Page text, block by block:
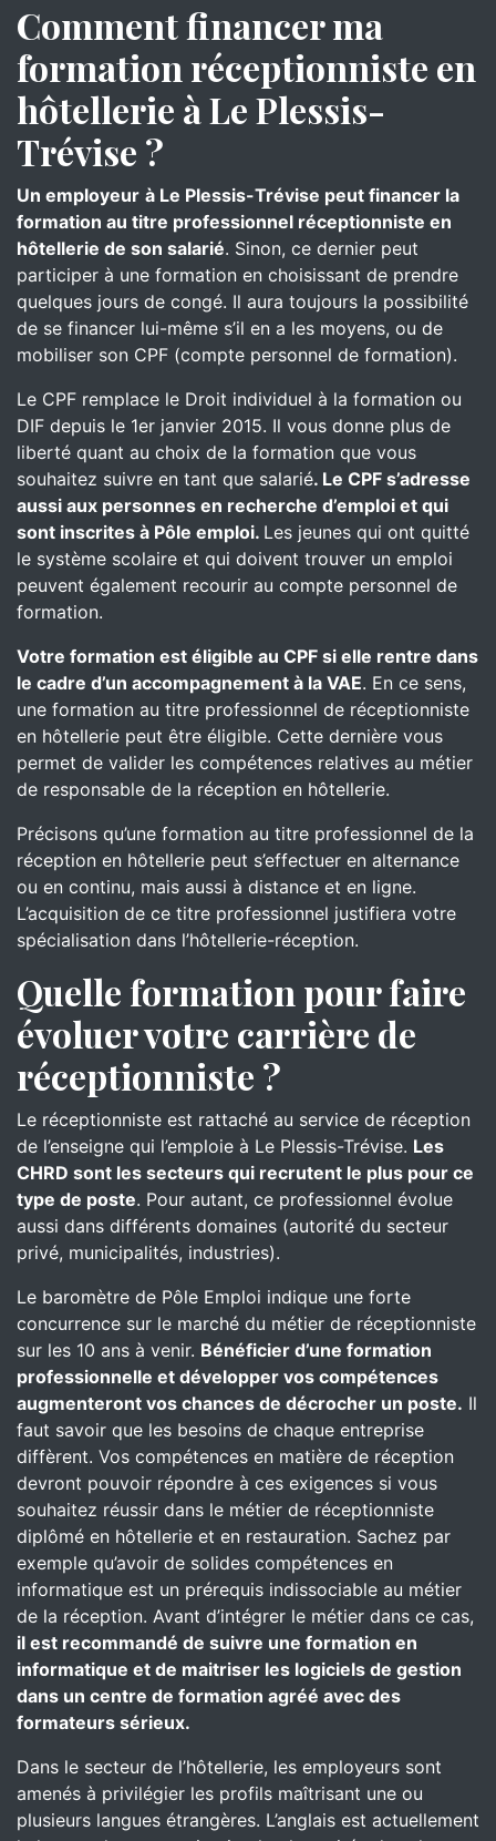
Comment financer ma
formation réceptionniste en
hôtellerie à Le Plessis-
Trévise ?
Un employeur à Le Plessis-Trévise peut financer la
formation au titre professionnel réceptionniste en
hôtellerie de son salarié. Sinon, ce dernier peut
participer à une formation en choisissant de prendre
quelques jours de congé. Il aura toujours la possibilité
de se financer lui-même s’il en a les moyens, ou de
mobiliser son CPF (compte personnel de formation).
Le CPF remplace le Droit individuel à la formation ou
DIF depuis le 1er janvier 2015. Il vous donne plus de
liberté quant au choix de la formation que vous
souhaitez suivre en tant que salarié. Le CPF s’adresse
aussi aux personnes en recherche d’emploi et qui
sont inscrites à Pôle emploi. Les jeunes qui ont quitté
le système scolaire et qui doivent trouver un emploi
peuvent également recourir au compte personnel de
formation.
Votre formation est éligible au CPF si elle rentre dans
le cadre d’un accompagnement à la VAE. En ce sens,
une formation au titre professionnel de réceptionniste
en hôtellerie peut être éligible. Cette dernière vous
permet de valider les compétences relatives au métier
de responsable de la réception en hôtellerie.
Précisons qu’une formation au titre professionnel de la
réception en hôtellerie peut s’effectuer en alternance
ou en continu, mais aussi à distance et en ligne.
L’acquisition de ce titre professionnel justifiera votre
spécialisation dans l’hôtellerie-réception.
Quelle formation pour faire
évoluer votre carrière de
réceptionniste ?
Le réceptionniste est rattaché au service de réception
de l’enseigne qui l’emploie à Le Plessis-Trévise. Les
CHRD sont les secteurs qui recrutent le plus pour ce
type de poste. Pour autant, ce professionnel évolue
aussi dans différents domaines (autorité du secteur
privé, municipalités, industries).
Le baromètre de Pôle Emploi indique une forte
concurrence sur le marché du métier de réceptionniste
sur les 10 ans à venir. Bénéficier d’une formation
professionnelle et développer vos compétences
augmenteront vos chances de décrocher un poste. Il
faut savoir que les besoins de chaque entreprise
diffèrent. Vos compétences en matière de réception
devront pouvoir répondre à ces exigences si vous
souhaitez réussir dans le métier de réceptionniste
diplômé en hôtellerie et en restauration. Sachez par
exemple qu’avoir de solides compétences en
informatique est un prérequis indissociable au métier
de la réception. Avant d’intégrer le métier dans ce cas,
il est recommandé de suivre une formation en
informatique et de maitriser les logiciels de gestion
dans un centre de formation agréé avec des
formateurs sérieux.
Dans le secteur de l’hôtellerie, les employeurs sont
amenés à privilégier les profils maîtrisant une ou
plusieurs langues étrangères. L’anglais est actuellement